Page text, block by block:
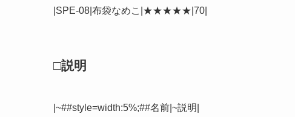
|SPE-08|布袋なめこ|★★★★★|70|
□説明
|~##style=width:5%;##名前|~説明|